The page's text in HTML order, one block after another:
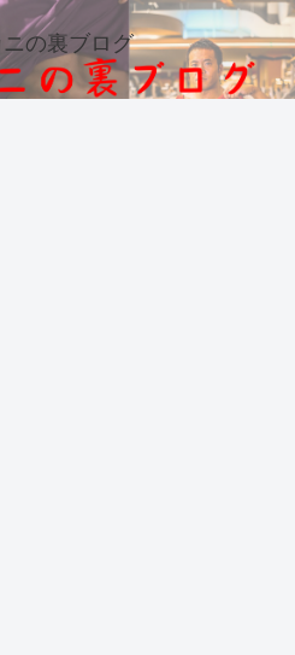
の裏ブログ